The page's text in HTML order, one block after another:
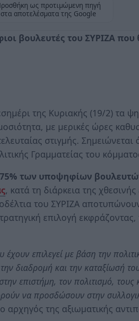
ως προτιμώμενη πηγή
στα αποτελέσματα της Google
βουλευτές του ΣΥΡΙΖΑ που
της Κυριακής (19/2) τα
με μερικές ώρες
στιγμής. Σημειώνεται
Γραμματείας του
75% των υποψηφίων
, κατά τη διάρκεια της
του ΣΥΡΙΖΑ
επιλογή
επιλεγεί με βάση την
διαδρομή και την καταξίωσή
επιστήμη, τον πολιτισμό, τους
να προσδώσουν στην
αρχηγός της αξιωματικής